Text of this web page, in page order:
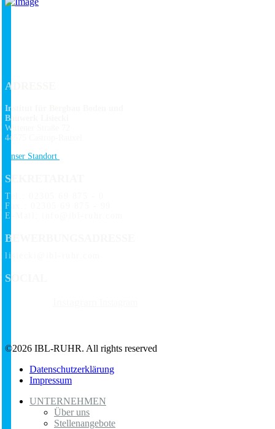
ADRESSE
Institut für Bergbau Boden und
Bauwerk Lisiecki
Wittener Straße 72
44575 Castrop-Rauxel
Unser Standort
SEKRETARIAT
Tel.: 02305 69 875 - 0
Fax.: 02305 69 875 - 99
E-Mail: info@ibl-ruhr.com
BEWERBUNGSADRESSE
lisiecki@ibl-ruhr.com
SOCIAL
©2026 IBL-RUHR. All rights reserved
Datenschutzerklärung
Impressum
UNTERNEHMEN
Über uns
Stellenangebote